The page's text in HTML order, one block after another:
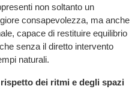
non soltanto un
consapevolezza, ma anche
capace di restituire equilibrio
senza il diretto intervento
naturali.
rispetto dei ritmi e degli spazi